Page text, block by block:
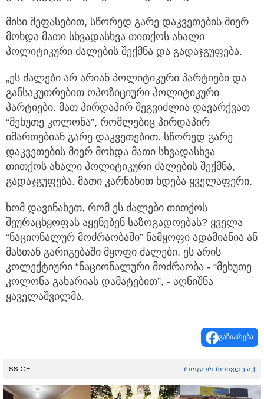
მისი შეფასებით, სწორედ გარე დაკვეთების მიერ
მოხდა მათი სხვადასხვა თითქოს ახალი
პოლიტიკური ძალების შექმნა და გადაჯგუფება.
„ეს ძალები არ არიან პოლიტიკური პარტიები და
განსაკუთრებით ოპოზიციური პოლიტიკური
პარტიები. მათ პირდაპირ შეგვიძლია დავარქვათ
“მეხუთე კოლონა”, რომლებიც პირდაპირ
იმართებიან გარე დაკვეთებით. სწორედ გარე
დაკვეთების მიერ მოხდა მათი სხვადასხვა
თითქოს ახალი პოლიტიკური ძალების შექმნა,
გადაჯგუფება. მათი კარნახით ხდება ყველაფერი.
ხომ დავინახეთ, რომ ეს ძალები თითქოს
შეურაცხყოფას აყენებენ საზოგადოებას? ყველა
“ნაციონალურ მოძრაობაში” ნამყოფი ადამიანია ან
მასთან გარიგებაში მყოფი ძალები. ეს არის
კოლექტიური “ნაციონალური მოძრაობა - “მეხუთე
კოლონა გახარიას დამატებით”, - აღნიშნა
ყაველაშვილმა.
გაზიარება
SS.GE როგორ მოხვდე აქ